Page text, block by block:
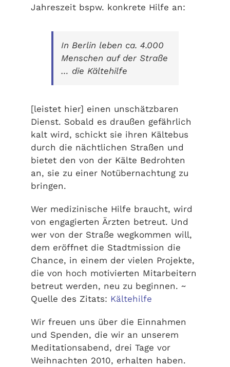
Jahreszeit bspw. konkrete Hilfe an:
In Berlin leben ca. 4.000
Menschen auf der Straße
… die Kältehilfe
[leistet hier] einen unschätzbaren
Dienst. Sobald es draußen gefährlich
kalt wird, schickt sie ihren Kältebus
durch die nächtlichen Straßen und
bietet den von der Kälte Bedrohten
an, sie zu einer Notübernachtung zu
bringen.
Wer medizinische Hilfe braucht, wird
von engagierten Ärzten betreut. Und
wer von der Straße wegkommen will,
dem eröffnet die Stadtmission die
Chance, in einem der vielen Projekte,
die von hoch motivierten Mitarbeitern
betreut werden, neu zu beginnen. ~
Quelle des Zitats: Kältehilfe
Wir freuen uns über die Einnahmen
und Spenden, die wir an unserem
Meditationsabend, drei Tage vor
Weihnachten 2010, erhalten haben.